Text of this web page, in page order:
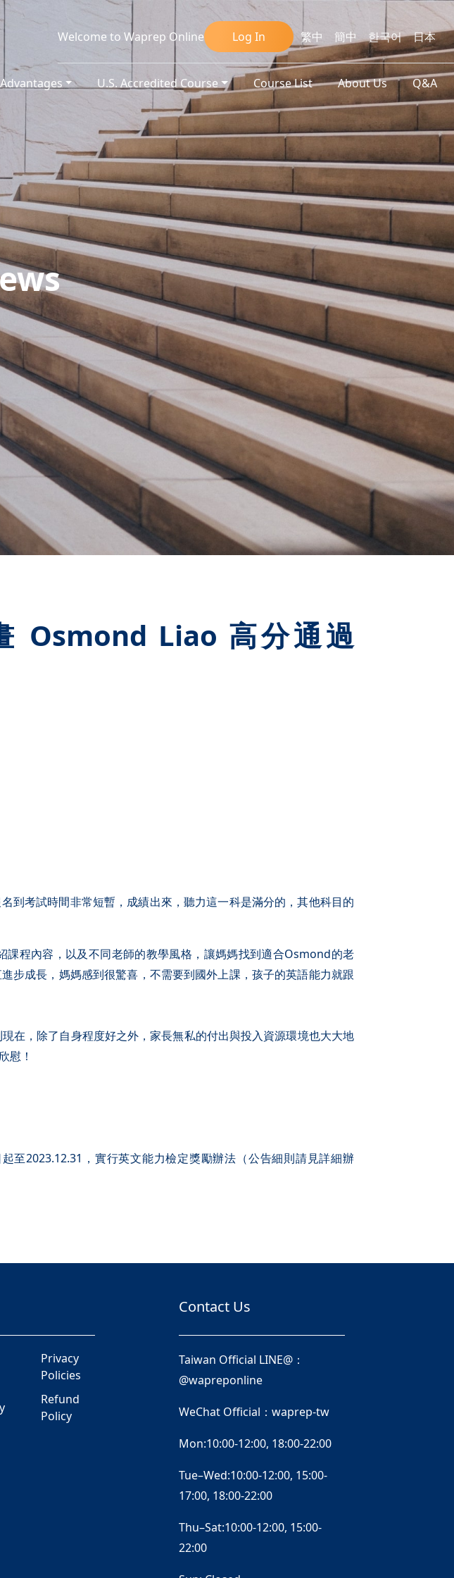
Welcome to Waprep Online Log In 繁中 簡中 한국어 日本
U.S. Accredited Course Course List About Us Q&A
Osmond Liao 高分通過
考試時間非常短暫，成績出來，聽力這一科是滿分的，其他科目的
程內容，以及不同老師的教學風格，讓媽媽找到適合Osmond的老
成長，媽媽感到很驚喜，不需要到國外上課，孩子的英語能力就跟
在，除了自身程度好之外，家長無私的付出與投入資源環境也大大地
慰！
2023.12.31，實行英文能力檢定獎勵辦法（公告細則請見詳細辦
Privacy
Policies
Refund
Policy
Contact Us
Taiwan Official LINE@：
@wapreponline
WeChat Official：waprep-tw
Mon:10:00-12:00, 18:00-22:00
Tue–Wed:10:00-12:00, 15:00-
17:00, 18:00-22:00
Thu–Sat:10:00-12:00, 15:00-
22:00